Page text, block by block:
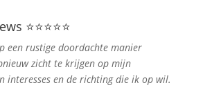
⭐⭐⭐⭐⭐
een rustige doordachte manier
zicht te krijgen op mijn
interesses en de richting die ik op wil.